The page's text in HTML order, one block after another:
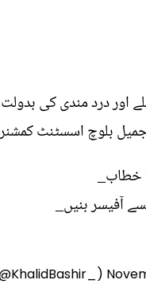
اور درد مندی کی
بلوچ اسسٹنٹ کمشنر
خطاب_
آفیسر بنیں_